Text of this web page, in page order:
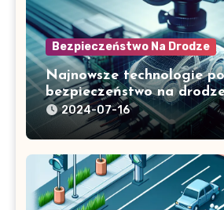
Bezpieczeństwo Na Drodze
Najnowsze technologie
bezpieczeństwo na
2024-07-16